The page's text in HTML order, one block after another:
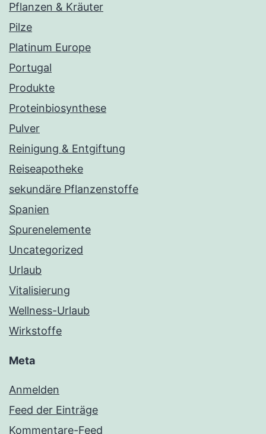
Pflanzen & Kräuter
Pilze
Platinum Europe
Portugal
Produkte
Proteinbiosynthese
Pulver
Reinigung & Entgiftung
Reiseapotheke
sekundäre Pflanzenstoffe
Spanien
Spurenelemente
Uncategorized
Urlaub
Vitalisierung
Wellness-Urlaub
Wirkstoffe
Meta
Anmelden
Feed der Einträge
Kommentare-Feed